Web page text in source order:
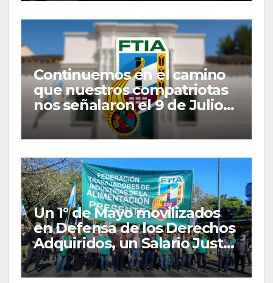
Continuemos en el camino
que nuestros compatriotas
nos señalaron el 9 de Julio
de 1816
Un 1° de Mayo movilizados
en Defensa de los Derechos
Adquiridos, un Salario Justo
y las Organizaciones
Gremiales